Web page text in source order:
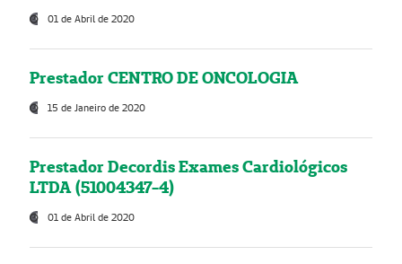
01 de Abril de 2020
Prestador CENTRO DE ONCOLOGIA
15 de Janeiro de 2020
Prestador Decordis Exames Cardiológicos
LTDA (51004347-4)
01 de Abril de 2020